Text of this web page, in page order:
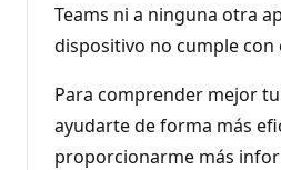
Teams ni a ninguna otra
dispositivo no cumple
Para comprender mejor
ayudarte de forma más
proporcionarme más